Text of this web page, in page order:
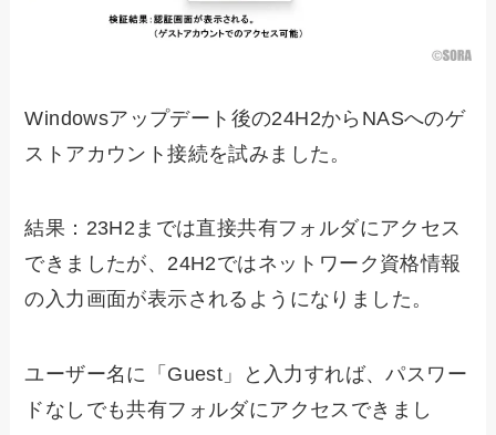
Windowsアップデート後の24H2からNASへのゲ
ストアカウント接続を試みました。
結果：23H2までは直接共有フォルダにアクセス
できましたが、24H2ではネットワーク資格情報
の入力画面が表示されるようになりました。
ユーザー名に「Guest」と入力すれば、パスワー
ドなしでも共有フォルダにアクセスできまし